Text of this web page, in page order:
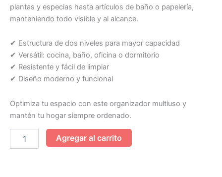
plantas y especias hasta artículos de baño o papelería,
manteniendo todo visible y al alcance.
✔ Estructura de dos niveles para mayor capacidad
✔ Versátil: cocina, baño, oficina o dormitorio
✔ Resistente y fácil de limpiar
✔ Diseño moderno y funcional
Optimiza tu espacio con este organizador multiuso y
mantén tu hogar siempre ordenado.
Agregar al carrito